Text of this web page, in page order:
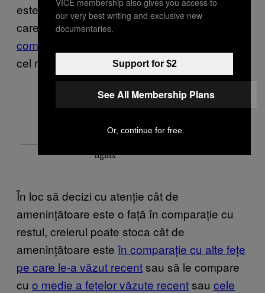
este o consecință a modului de bază prin
care creierul nostru procesează informația –
comparăm constant ce e în fața noastră
cel mai recent context în care s-a aflat.
În loc să decizi cu atenție cât de
amenințătoare este o față în comparație cu
restul, creierul poate stoca cât de
amenințătoare este în comparație cu alte fețe
pe care le-a văzut recentsau să le compare
cu o medie a fețelor văzute recentsau cele
our very best writing and exclusive new
documentaries.
Support for $2
See All Membership Plans
Or, continue for free